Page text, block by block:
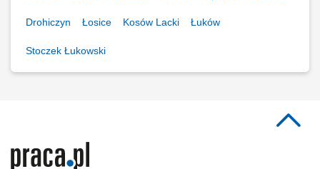
Drohiczyn Łosice Kosów Lacki Łuków
Stoczek Łukowski